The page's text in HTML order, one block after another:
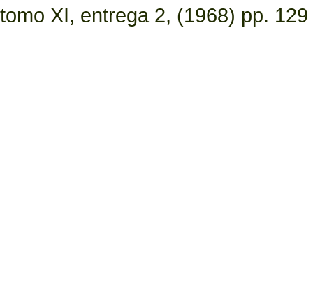
tomo XI, entrega 2, (1968) pp.